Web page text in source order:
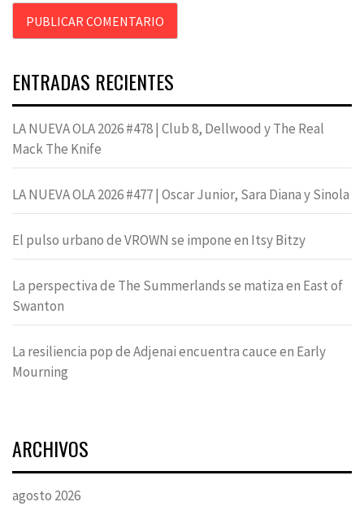
ENTRADAS RECIENTES
LA NUEVA OLA 2026 #478 | Club 8, Dellwood y The Real
Mack The Knife
LA NUEVA OLA 2026 #477 | Oscar Junior, Sara Diana y Sinola
El pulso urbano de VROWN se impone en Itsy Bitzy
La perspectiva de The Summerlands se matiza en East of
Swanton
La resiliencia pop de Adjenai encuentra cauce en Early
Mourning
ARCHIVOS
agosto 2026